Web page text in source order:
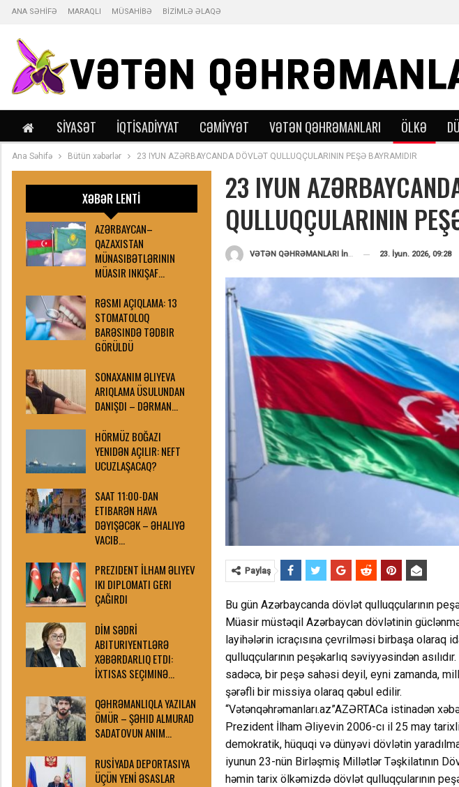
ANA SƏHİFƏ MARAQLI MÜSAHİBƏ BİZİMLƏ ƏLAQƏ
SIYASƏT İQTISADIYYAT CƏMIYYƏT VƏTƏN QƏHRƏMANLARI ÖLKƏ
Ana Səhifə Bütün xəbərlər 23 IYUN AZƏRBAYCANDA DÖVLƏT QULLUQÇULARININ PEŞƏ BAYRAMIDIR
23 IYUN
QULLUQÇULARININ
VƏTƏN QƏHRƏMANLARI İnformasiya Portalı Tərəfindən
23. İyun. 2026, 09:28
Paylaş
Bu gün Azərbaycanda dövlət qulluqçularının
Müasir müstəqil Azərbaycan dövlətinin
layihələrin icraçısına çevrilməsi birbaşa olaraq
qulluqçularının peşəkarlıq səviyyəsindən
sadəcə, bir peşə sahəsi deyil, eyni zamanda,
şərəfli bir missiya olaraq qəbul edilir.
“Vətənqəhrəmanları.az”AZƏRTACa istinadən
Prezident İlham Əliyevin 2006-cı il 25 may
demokratik, hüquqi və dünyəvi dövlətin
iyunun 23-nün Birləşmiş Millətlər Təşkilatının
həmin tarix ölkəmizdə dövlət qulluqçularının
XƏBƏR LENTİ
AZƏRBAYCAN–
QAZAXISTAN
MÜNASIBƏTLƏRININ
MÜASIR INKIŞAF…
RƏSMI AÇIQLAMA: 13
STOMATOLOQ
BARƏSINDƏ TƏDBIR
GÖRÜLDÜ
SONAXANIM ƏLIYEVA
ARIQLAMA ÜSULUNDAN
DANIŞDI – DƏRMAN…
HÖRMÜZ BOĞAZI
YENIDƏN AÇILIR: NEFT
UCUZLAŞACAQ?
SAAT 11:00-DAN
ETIBARƏN HAVA
DƏYIŞƏCƏK – ƏHALIYƏ
VACIB…
PREZIDENT İLHAM ƏLIYEV
IKI DIPLOMATI GERI
ÇAĞIRDI
DİM SƏDRİ
ABITURIYENTLƏRƏ
XƏBƏRDARLIQ ETDI:
İXTISAS SEÇIMINƏ…
QƏHRƏMANLIQLA YAZILAN
ÖMÜR – ŞƏHID ALMURAD
SADATOVUN ANIM…
RUSİYADA DEPORTASIYA
ÜÇÜN YENİ ƏSASLAR